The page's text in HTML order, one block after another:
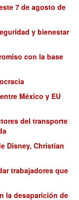
7 de agosto de
y bienestar
con la base
México y EU
del transporte
Disney, Christian
trabajadores que
la desaparición de